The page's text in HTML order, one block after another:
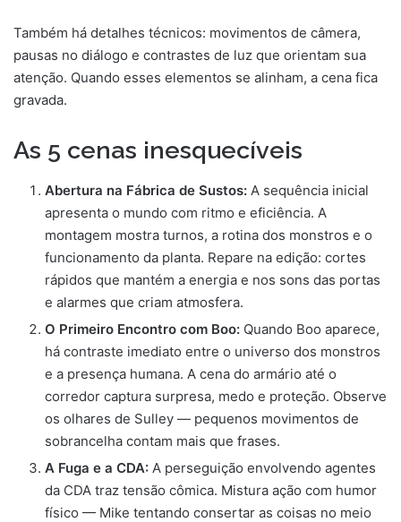
Também há detalhes técnicos: movimentos de câmera,
pausas no diálogo e contrastes de luz que orientam sua
atenção. Quando esses elementos se alinham, a cena fica
gravada.
As 5 cenas inesquecíveis
Abertura na Fábrica de Sustos: A sequência inicial
apresenta o mundo com ritmo e eficiência. A
montagem mostra turnos, a rotina dos monstros e o
funcionamento da planta. Repare na edição: cortes
rápidos que mantém a energia e nos sons das portas
e alarmes que criam atmosfera.
O Primeiro Encontro com Boo: Quando Boo aparece,
há contraste imediato entre o universo dos monstros
e a presença humana. A cena do armário até o
corredor captura surpresa, medo e proteção. Observe
os olhares de Sulley — pequenos movimentos de
sobrancelha contam mais que frases.
A Fuga e a CDA: A perseguição envolvendo agentes
da CDA traz tensão cômica. Mistura ação com humor
físico — Mike tentando consertar as coisas no meio